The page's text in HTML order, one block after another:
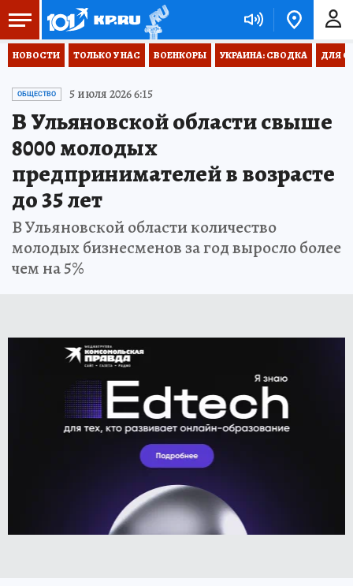
НОВОСТИ ТОЛЬКО У НАС ВОЕНКОРЫ УКРАИНА: СВОДКА ДЛЯ
ОБЩЕСТВО 5 июля 2026 6:15
В Ульяновской области свыше
8000 молодых
предпринимателей в возрасте
до 35 лет
В Ульяновской области количество
молодых бизнесменов за год выросло более
чем на 5%